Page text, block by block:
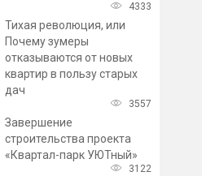
В Кудрово построили новый
детский сад на 110 мест
4333
Тихая революция, или
Почему зумеры
отказываются от новых
квартир в пользу старых
дач
3557
Завершение
строительства проекта
«Квартал-парк УЮТный»
3122